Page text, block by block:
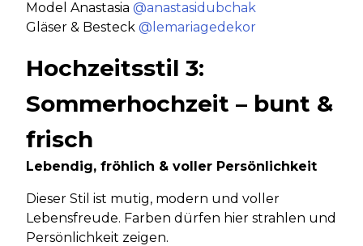
Model Anastasia@anastasidubchak
Gläser & Besteck@lemariagedekor
Hochzeitsstil 3:
Sommerhochzeit – bunt &
frisch
Lebendig, fröhlich & voller Persönlichkeit
Dieser Stil ist mutig, modern und voller
Lebensfreude. Farben dürfen hier strahlen und
Persönlichkeit zeigen.